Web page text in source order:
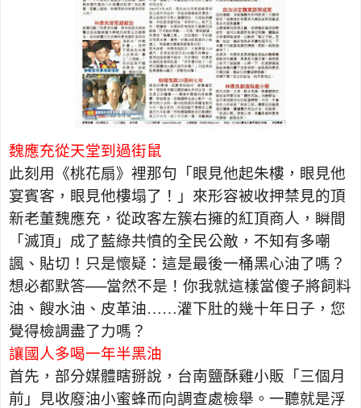
魏應充從天堂到過街鼠
此刻用《桃花扇》裡那句「眼見他起朱樓，眼見他
宴賓客，眼見他樓塌了！」來形容被收押禁見的頂
新老董魏應充，從政客左簇右擁的紅頂商人，瞬間
「滅頂」成了藍綠共憤的全民公敵，不知有多嘲
諷、貼切！只是懷疑：這是最後一桶黑心油了嗎？
想必都默答──當然不是！你我就這樣當傻子將飼料
油、餿水油、皮革油……灌下肚的幾十年日子，您
覺得檢調盡了力嗎？
讓國人多喝一年半黑油
首先，部分媒體瞎掰說，台南鹽酥雞小販「三個月
前」見收廢油小蜜蜂而向調查處檢舉。一聽就是浮